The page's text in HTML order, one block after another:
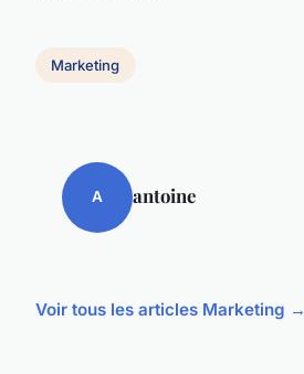
Marketing
A antoine
Voir tous les articles Marketing →